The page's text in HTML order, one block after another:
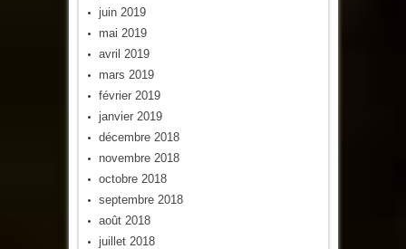
juin 2019
mai 2019
avril 2019
mars 2019
février 2019
janvier 2019
décembre 2018
novembre 2018
octobre 2018
septembre 2018
août 2018
juillet 2018